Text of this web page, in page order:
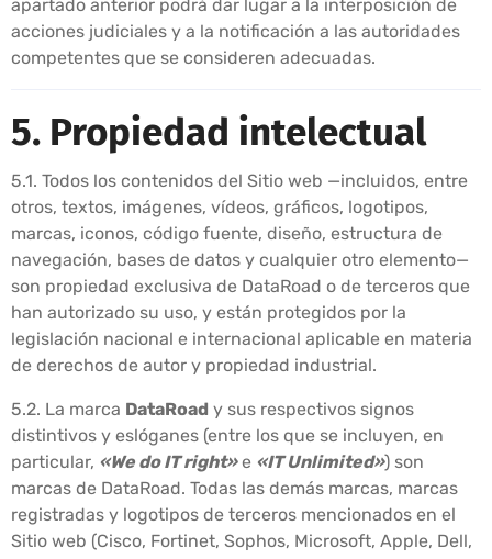
apartado anterior podrá dar lugar a la interposición de
acciones judiciales y a la notificación a las autoridades
competentes que se consideren adecuadas.
5. Propiedad intelectual
5.1. Todos los contenidos del Sitio web —incluidos, entre
otros, textos, imágenes, vídeos, gráficos, logotipos,
marcas, iconos, código fuente, diseño, estructura de
navegación, bases de datos y cualquier otro elemento—
son propiedad exclusiva de DataRoad o de terceros que
han autorizado su uso, y están protegidos por la
legislación nacional e internacional aplicable en materia
de derechos de autor y propiedad industrial.
5.2. La marca DataRoad y sus respectivos signos
distintivos y eslóganes (entre los que se incluyen, en
particular, «We do IT right»e «IT Unlimited») son
marcas de DataRoad. Todas las demás marcas, marcas
registradas y logotipos de terceros mencionados en el
Sitio web (Cisco, Fortinet, Sophos, Microsoft, Apple, Dell,